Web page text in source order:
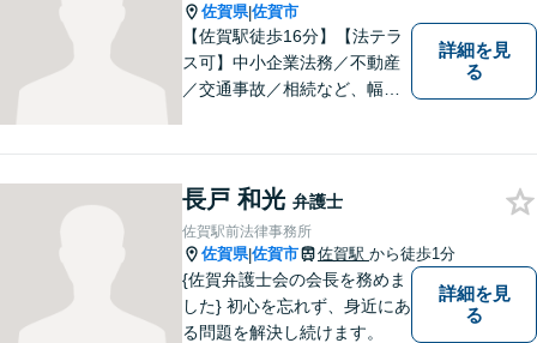
佐賀県|佐賀市
【佐賀駅徒歩16分】【法テラ
ス可】中小企業法務／不動産
／交通事故／相続など、幅広
す。まずはお気軽にご相談く
ださい。【初回面談無料】
詳細を見
る
長戸 和光 弁護士
佐賀駅前法律事務所
佐賀県|佐賀市 佐賀駅 から徒歩1分
{佐賀弁護士会の会長を務めま
した} 初心を忘れず、身近にあ
る問題を解決し続けます。
詳細を見
る